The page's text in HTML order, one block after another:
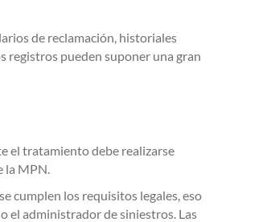
de reclamación, historiales
registros pueden suponer una gran
el tratamiento debe realizarse
la MPN.
cumplen los requisitos legales, eso
el administrador de siniestros. Las